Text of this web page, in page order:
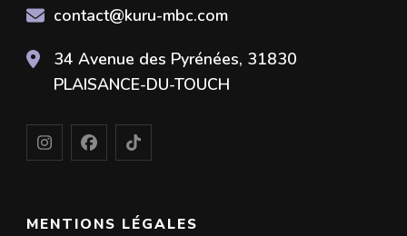
contact@kuru-mbc.com
34 Avenue des Pyrénées, 31830
PLAISANCE-DU-TOUCH
MENTIONS LÉGALES